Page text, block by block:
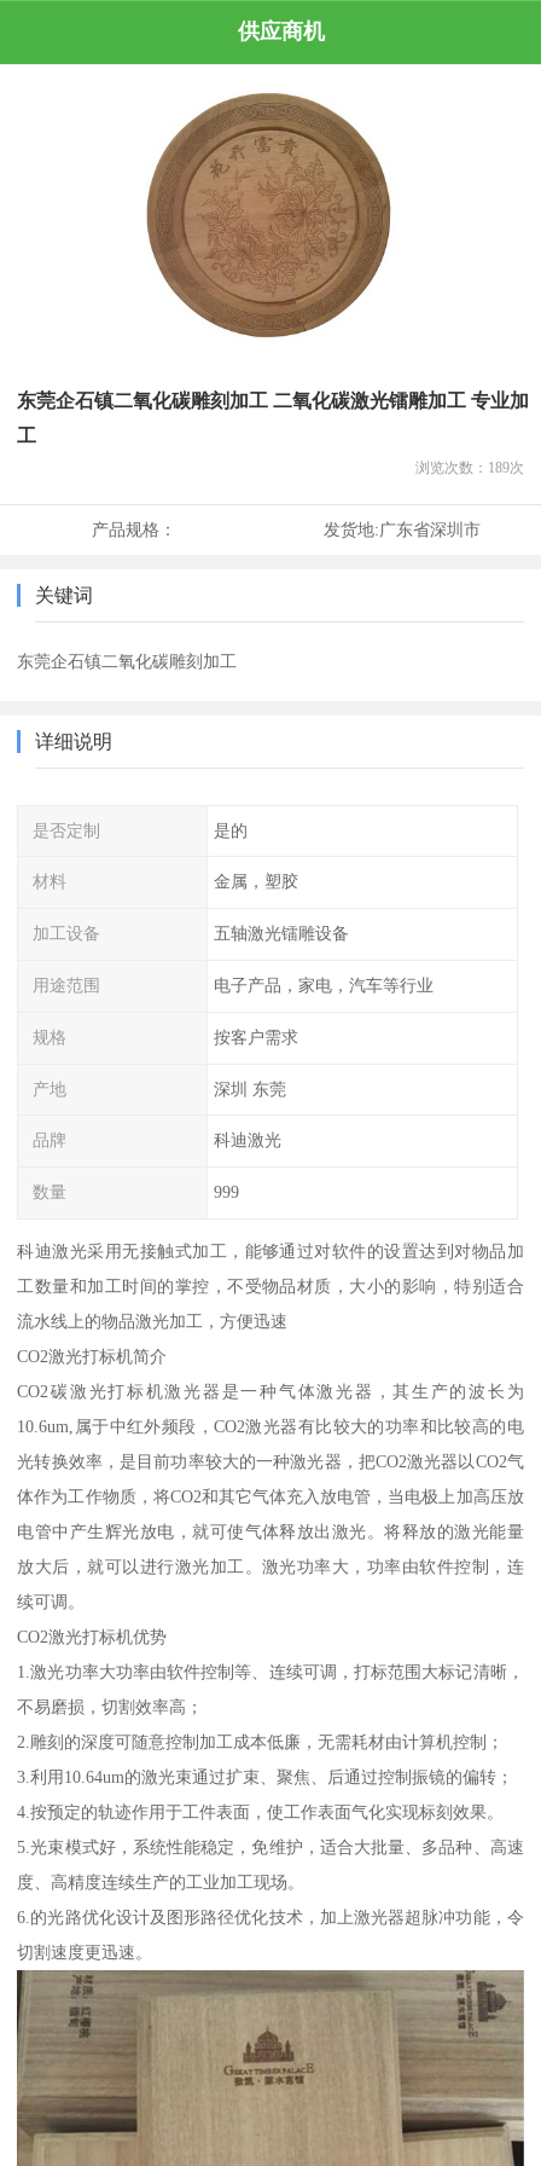
供应商机
东莞企石镇二氧化碳雕刻加工 二氧化碳激光镭雕加工 专业加
工
浏览次数： 189次
产品规格： 发货地:广东省深圳市
关键词
东莞企石镇二氧化碳雕刻加工
详细说明
是否定制 是的
材料 金属，塑胶
加工设备 五轴激光镭雕设备
用途范围 电子产品，家电，汽车等行业
规格 按客户需求
产地 深圳 东莞
品牌 科迪激光
数量 999
科迪激光采用无接触式加工，能够通过对软件的设置达到对物品加
工数量和加工时间的掌控，不受物品材质，大小的影响，特别适合
流水线上的物品激光加工，方便迅速
CO2激光打标机简介
CO2碳激光打标机激光器是一种气体激光器，其生产的波长为
10.6um,属于中红外频段，CO2激光器有比较大的功率和比较高的电
光转换效率，是目前功率较大的一种激光器，把CO2激光器以CO2气
体作为工作物质，将CO2和其它气体充入放电管，当电极上加高压放
电管中产生辉光放电，就可使气体释放出激光。将释放的激光能量
放大后，就可以进行激光加工。激光功率大，功率由软件控制，连
续可调。
CO2激光打标机优势
1.激光功率大功率由软件控制等、连续可调，打标范围大标记清晰，
不易磨损，切割效率高；
2.雕刻的深度可随意控制加工成本低廉，无需耗材由计算机控制；
3.利用10.64um的激光束通过扩束、聚焦、后通过控制振镜的偏转；
4.按预定的轨迹作用于工件表面，使工作表面气化实现标刻效果。
5.光束模式好，系统性能稳定，免维护，适合大批量、多品种、高速
度、高精度连续生产的工业加工现场。
6.的光路优化设计及图形路径优化技术，加上激光器超脉冲功能，令
切割速度更迅速。